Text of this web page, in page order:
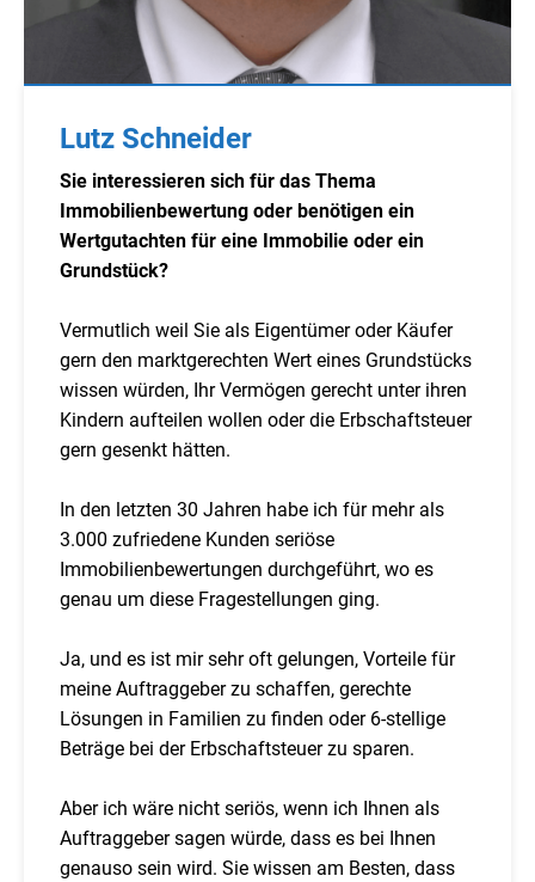
Lutz Schneider
Sie interessieren sich für das Thema
Immobilienbewertung oder benötigen ein
Wertgutachten für eine Immobilie oder ein
Grundstück?
Vermutlich weil Sie als Eigentümer oder Käufer
gern den marktgerechten Wert eines Grundstücks
wissen würden, Ihr Vermögen gerecht unter ihren
Kindern aufteilen wollen oder die Erbschaftsteuer
gern gesenkt hätten.
In den letzten 30 Jahren habe ich für mehr als
3.000 zufriedene Kunden seriöse
Immobilienbewertungen durchgeführt, wo es
genau um diese Fragestellungen ging.
Ja, und es ist mir sehr oft gelungen, Vorteile für
meine Auftraggeber zu schaffen, gerechte
Lösungen in Familien zu finden oder 6-stellige
Beträge bei der Erbschaftsteuer zu sparen.
Aber ich wäre nicht seriös, wenn ich Ihnen als
Auftraggeber sagen würde, dass es bei Ihnen
genauso sein wird. Sie wissen am Besten, dass